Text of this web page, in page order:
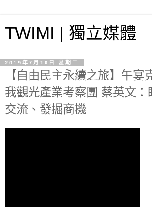
TWIMI | 獨立媒體
2019年7月16日 星期二
【自由民主永續之旅】午宴
我觀光產業考察團 蔡英文：
交流、發掘商機